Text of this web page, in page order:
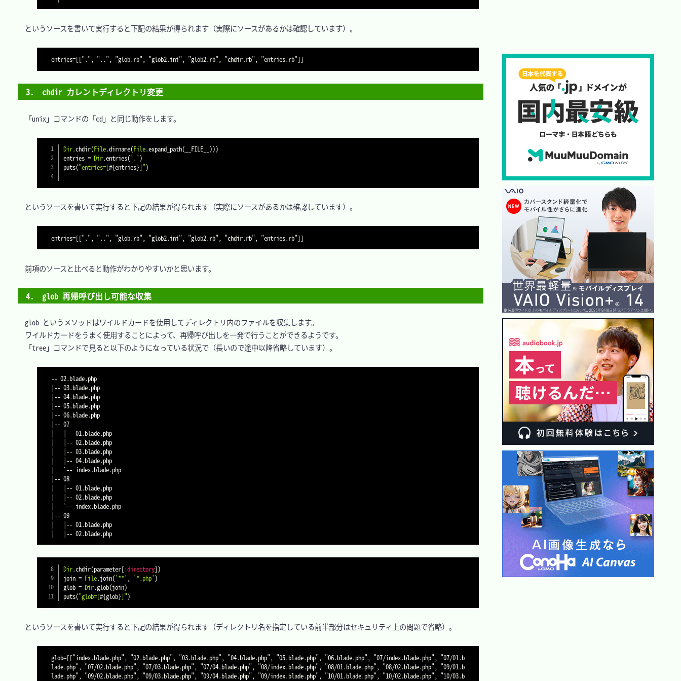
というソースを書いて実行すると下記の結果が得られます（実際にソースがあるかは確認しています）。
3.　chdir カレントディレクトリ変更
「unix」コマンドの「cd」と同じ動作をします。
Dir.chdir(File.dirname(File.expand_path( __FILE__ )))
entries = Dir.entries('.')
puts("entries=[#{entries}]")
というソースを書いて実行すると下記の結果が得られます（実際にソースがあるかは確認しています）。
前項のソースと比べると動作がわかりやすいかと思います。
4.　glob 再帰呼び出し可能な収集
glob というメソッドはワイルドカードを使用してディレクトリ内のファイルを収集します。
ワイルドカードをうまく使用することによって、再帰呼び出しを一発で行うことができるようです。
「tree」コマンドで見ると以下のようになっている状況で（長いので途中以降省略しています）。
-- 02.blade.php
|-- 03.blade.php
|-- 04.blade.php
|-- 05.blade.php
|-- 06.blade.php
|-- 07
|   |-- 01.blade.php
|   |-- 02.blade.php
|   |-- 03.blade.php
|   |-- 04.blade.php
|   `-- index.blade.php
|-- 08
|   |-- 01.blade.php
|   |-- 02.blade.php
|   `-- index.blade.php
|-- 09
|   |-- 01.blade.php
|   |-- 02.blade.php
Dir.chdir(parameter[:directory])
join = File.join('**' , '*.php')
glob = Dir.glob(join)
puts("glob=[#{glob}]")
というソースを書いて実行すると下記の結果が得られます（ディレクトリ名を指定している前半部分はセキュリティ上の問題で省略）。
glob=[["index.blade.php", "02.blade.php", "03.blade.php", "04.blade.php", "05.blade.php", "06.blade.php", "07/index.blade.php", "07/01.b
lade.php", "07/02.blade.php", "07/03.blade.php", "07/04.blade.php", "08/index.blade.php", "08/01.blade.php", "08/02.blade.php", "09/01.b
lade.php", "09/02.blade.php", "09/03.blade.php", "09/04.blade.php", "09/index.blade.php", "10/01.blade.php", "10/02.blade.php", "10/03.b
Copy